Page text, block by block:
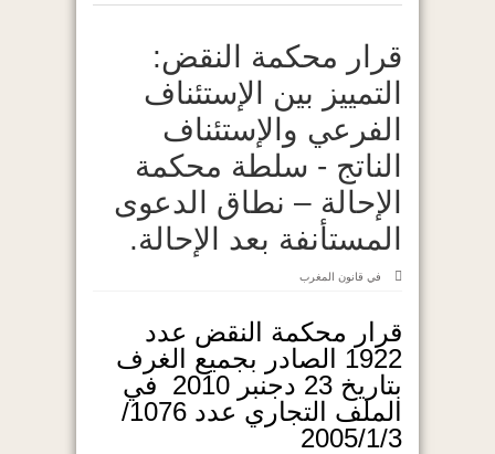
قرار محكمة النقض:
التمييز بين الإستئناف
الفرعي والإستئناف
الناتج ‐ سلطة محكمة
الإحالة – نطاق الدعوى
المستأنفة بعد الإحالة.
في قانون المغرب
قرار محكمة النقض عدد
1922 الصادر بجميع الغرف
بتاريخ 23 دجنبر 2010 في
الملف التجاري عدد 1076/
2005/1/3